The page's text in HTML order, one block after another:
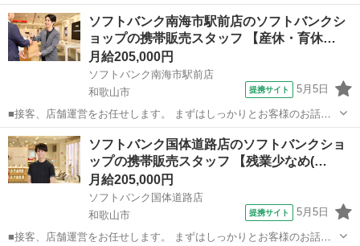
伺い、お客様に一番良い商品やプランを提案します。 売り場での接客
がメインですが、商品のPOP作りや在庫管理も大切な仕事です。スタ
ッフ同士で連携を取り、様々な仕事...
和歌山 和歌山市 その他
ソフトバンク南海市駅前店のソフトバンクシ
ョップの携帯販売スタッフ 【産休・育休…
月給205,000円
ソフトバンク南海市駅前店
和歌山市
提携サイト 5月5日
■接客、店舗運営をお任せします。 まずはしっかりとお客様のお話を
伺い、お客様に一番良い商品やプランを提案します。 売り場での接客
がメインですが、商品のPOP作りや在庫管理も大切な仕事です。スタ
ッフ同士で連携を取り、様々な仕事...
和歌山 和歌山市 その他
ソフトバンク国体道路店のソフトバンクショ
ップの携帯販売スタッフ 【残業少なめ(…
月給205,000円
ソフトバンク国体道路店
和歌山市
提携サイト 5月5日
■接客、店舗運営をお任せします。 まずはしっかりとお客様のお話を